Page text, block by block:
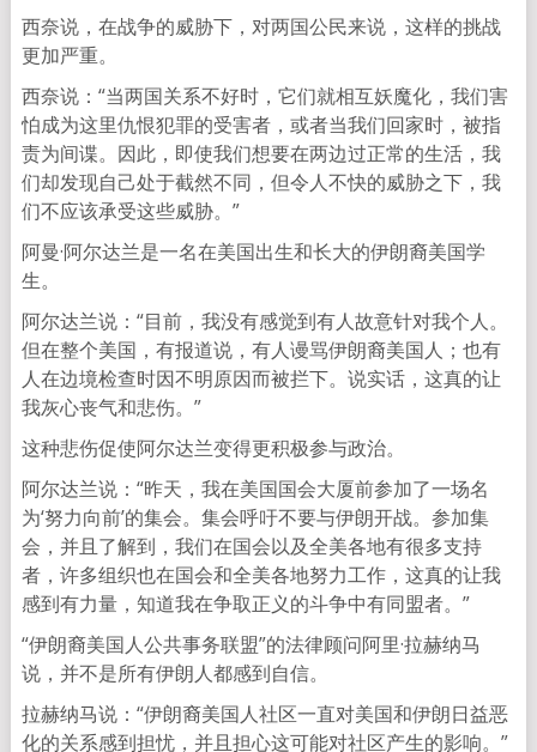
西奈说，在战争的威胁下，对两国公民来说，这样的挑战
更加严重。
西奈说：“当两国关系不好时，它们就相互妖魔化，我们害
怕成为这里仇恨犯罪的受害者，或者当我们回家时，被指
责为间谍。因此，即使我们想要在两边过正常的生活，我
们却发现自己处于截然不同，但令人不快的威胁之下，我
们不应该承受这些威胁。”
阿曼·阿尔达兰是一名在美国出生和长大的伊朗裔美国学
生。
阿尔达兰说：“目前，我没有感觉到有人故意针对我个人。
但在整个美国，有报道说，有人谩骂伊朗裔美国人；也有
人在边境检查时因不明原因而被拦下。说实话，这真的让
我灰心丧气和悲伤。”
这种悲伤促使阿尔达兰变得更积极参与政治。
阿尔达兰说：“昨天，我在美国国会大厦前参加了一场名
为‘努力向前’的集会。集会呼吁不要与伊朗开战。参加集
会，并且了解到，我们在国会以及全美各地有很多支持
者，许多组织也在国会和全美各地努力工作，这真的让我
感到有力量，知道我在争取正义的斗争中有同盟者。”
“伊朗裔美国人公共事务联盟”的法律顾问阿里·拉赫纳马
说，并不是所有伊朗人都感到自信。
拉赫纳马说：“伊朗裔美国人社区一直对美国和伊朗日益恶
化的关系感到担忧，并且担心这可能对社区产生的影响。”